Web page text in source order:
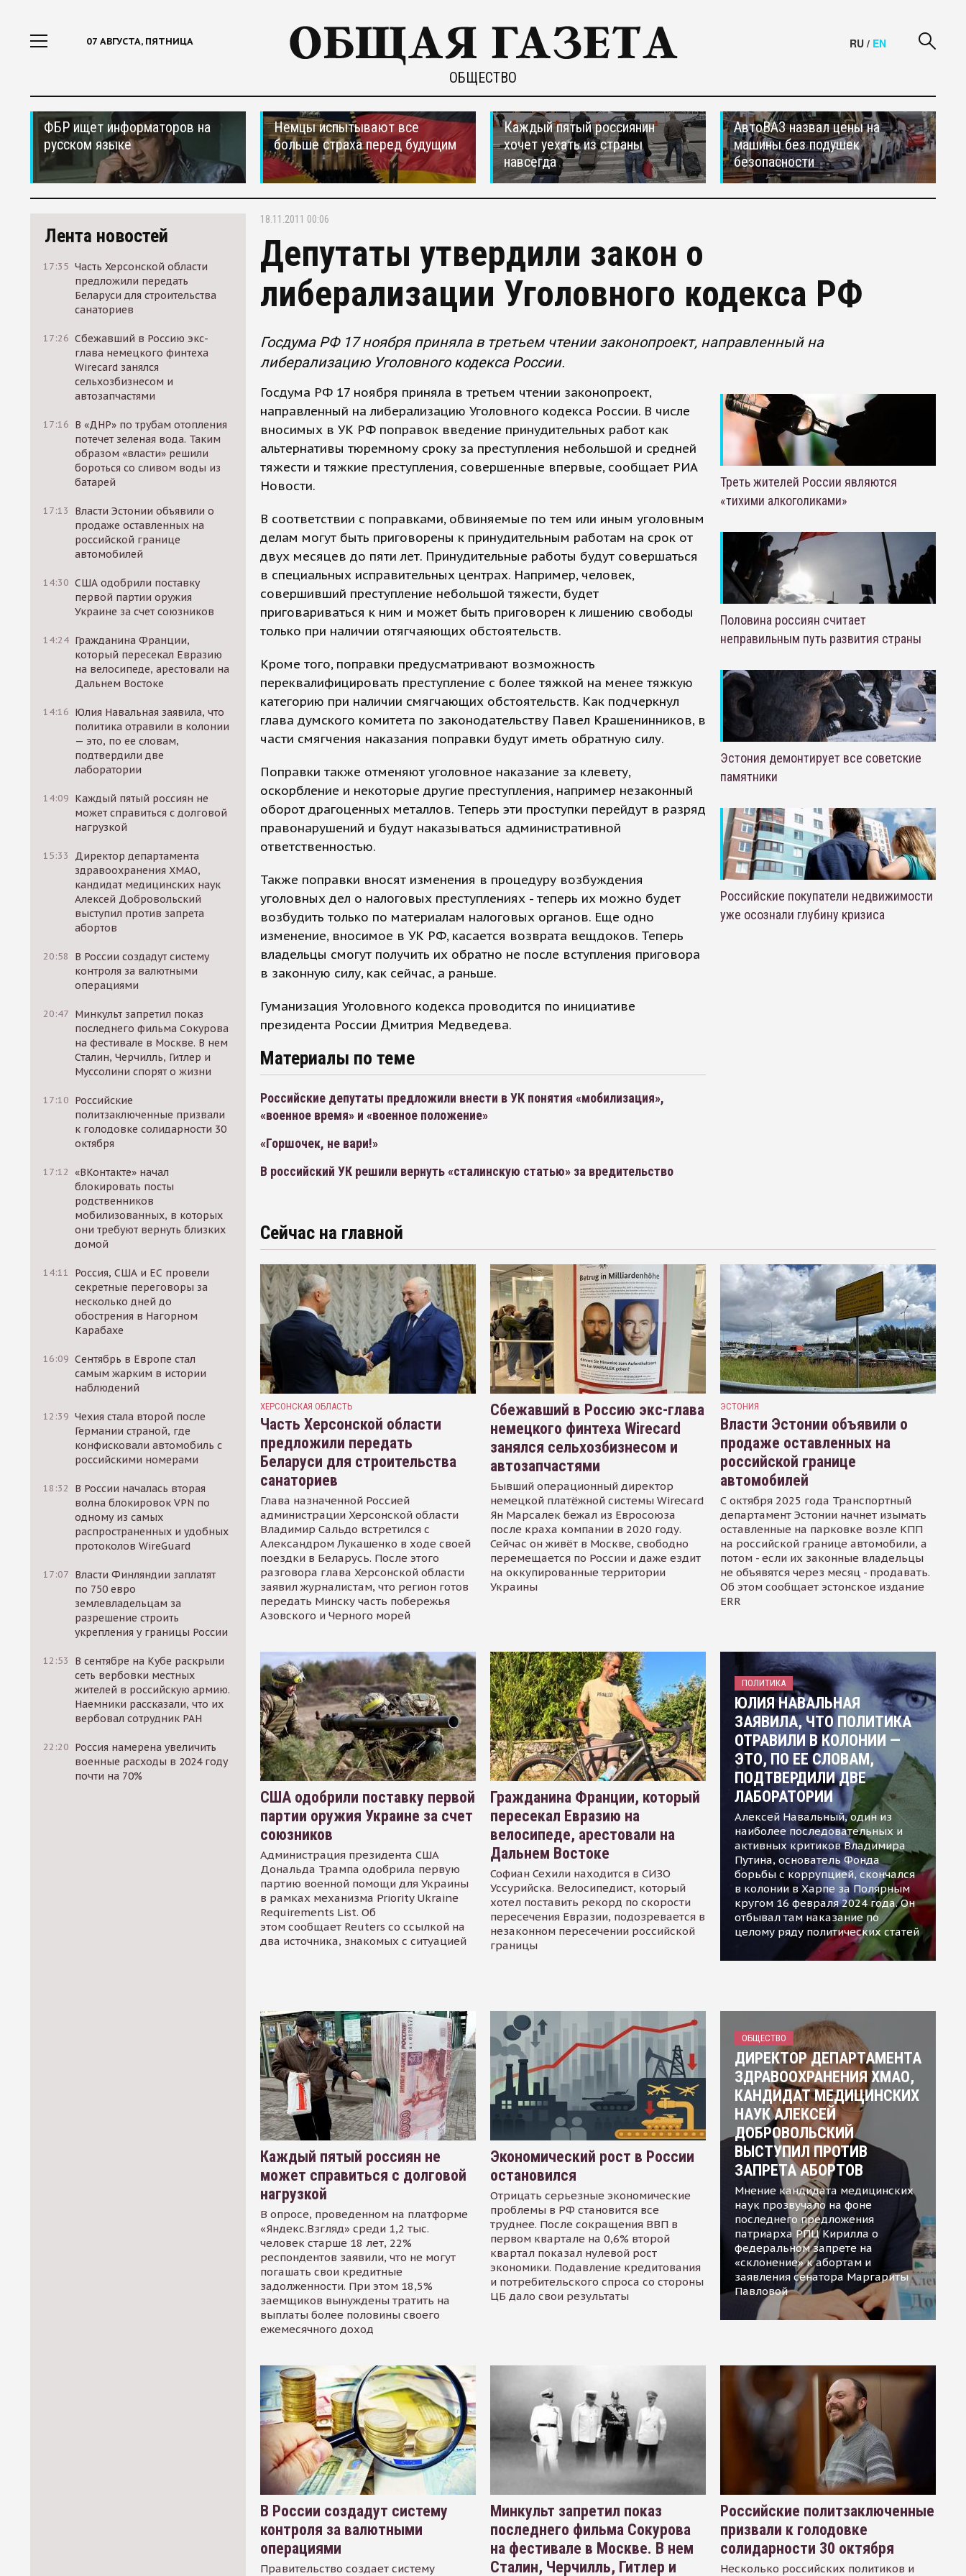
07 АВГУСТА, ПЯТНИЦА
ОБЩЕСТВО
RU / EN
ФБР ищет информаторов на
русском языке
Немцы испытывают все
больше страха перед будущим
Каждый пятый россиянин
хочет уехать из страны
навсегда
АвтоВАЗ назвал цены на
машины без подушек
безопасности
Лента новостей
17:35 Часть Херсонской области
предложили передать
Беларуси для строительства
санаториев
17:26 Сбежавший в Россию экс-
глава немецкого финтеха
Wirecard занялся
сельхозбизнесом и
автозапчастями
17:16 В «ДНР» по трубам отопления
потечет зеленая вода. Таким
образом «власти» решили
бороться со сливом воды из
батарей
17:13
Власти Эстонии объявили о
продаже оставленных на
российской границе
автомобилей
14:30 США одобрили поставку
первой партии оружия
Украине за счет союзников
14:24 Гражданина Франции,
который пересекал Евразию
на велосипеде, арестовали на
Дальнем Востоке
14:16 Юлия Навальная заявила, что
политика отравили в колонии
— это, по ее словам,
подтвердили две
лаборатории
14:09 Каждый пятый россиян не
может справиться с долговой
нагрузкой
15:33
Директор департамента
здравоохранения ХМАО,
кандидат медицинских наук
Алексей Добровольский
выступил против запрета
абортов
20:58
В России создадут систему
контроля за валютными
операциями
20:47 Минкульт запретил показ
последнего фильма Сокурова
на фестивале в Москве. В нем
Сталин, Черчилль, Гитлер и
Муссолини спорят о жизни
17:10 Российские
политзаключенные призвали
к голодовке солидарности 30
октября
17:12 «ВКонтакте» начал
блокировать посты
родственников
мобилизованных, в которых
они требуют вернуть близких
домой
14:11
Россия, США и ЕС провели
секретные переговоры за
несколько дней до
обострения в Нагорном
Карабахе
16:09 Сентябрь в Европе стал
самым жарким в истории
наблюдений
12:39 Чехия стала второй после
Германии страной, где
конфисковали автомобиль с
российскими номерами
18:32
В России началась вторая
волна блокировок VPN по
одному из самых
распространенных и удобных
протоколов WireGuard
17:07 Власти Финляндии заплатят
по 750 евро
землевладельцам за
разрешение строить
укрепления у границы России
12:53
В сентябре на Кубе раскрыли
сеть вербовки местных
жителей в российскую армию.
Наемники рассказали, что их
вербовал сотрудник РАН
22:20 Россия намерена увеличить
военные расходы в 2024 году
почти на 70%
18.11.2011 00:06
Депутаты утвердили закон о
либерализации Уголовного кодекса РФ
Госдума РФ 17 ноября приняла в третьем чтении законопроект, направленный на
либерализацию Уголовного кодекса России.
Госдума РФ 17 ноября приняла в третьем чтении законопроект,
направленный на либерализацию Уголовного кодекса России. В числе
вносимых в УК РФ поправок введение принудительных работ как
альтернативы тюремному сроку за преступления небольшой и средней
тяжести и тяжкие преступления, совершенные впервые, сообщает РИА
Новости.
В соответствии с поправками, обвиняемые по тем или иным уголовным
делам могут быть приговорены к принудительным работам на срок от
двух месяцев до пяти лет. Принудительные работы будут совершаться
в специальных исправительных центрах. Например, человек,
совершивший преступление небольшой тяжести, будет
приговариваться к ним и может быть приговорен к лишению свободы
только при наличии отягчаяющих обстоятельств.
Кроме того, поправки предусматривают возможность
переквалифицировать преступление с более тяжкой на менее тяжкую
категорию при наличии смягчающих обстоятельств. Как подчеркнул
глава думского комитета по законодательству Павел Крашенинников, в
части смягчения наказания поправки будут иметь обратную силу.
Поправки также отменяют уголовное наказание за клевету,
оскорбление и некоторые другие преступления, например незаконный
оборот драгоценных металлов. Теперь эти проступки перейдут в разряд
правонарушений и будут наказываться административной
ответственностью.
Также поправки вносят изменения в процедуру возбуждения
уголовных дел о налоговых преступлениях - теперь их можно будет
возбудить только по материалам налоговых органов. Еще одно
изменение, вносимое в УК РФ, касается возврата вещдоков. Теперь
владельцы смогут получить их обратно не после вступления приговора
в законную силу, как сейчас, а раньше.
Гуманизация Уголовного кодекса проводится по инициативе
президента России Дмитрия Медведева.
Материалы по теме
Российские депутаты предложили внести в УК понятия «мобилизация»,
«военное время» и «военное положение»
«Горшочек, не вари!»
В российский УК решили вернуть «сталинскую статью» за вредительство
Треть жителей России являются
«тихими алкоголиками»
Половина россиян считает
неправильным путь развития страны
Эстония демонтирует все советские
памятники
Российские покупатели недвижимости
уже осознали глубину кризиса
Сейчас на главной
ХЕРСОНСКАЯ ОБЛАСТЬ
Часть Херсонской области
предложили передать
Беларуси для строительства
санаториев
Глава назначенной Россией
администрации Херсонской области
Владимир Сальдо встретился с
Александром Лукашенко в ходе своей
поездки в Беларусь. После этого
разговора глава Херсонской области
заявил журналистам, что регион готов
передать Минску часть побережья
Азовского и Черного морей
Сбежавший в Россию экс-глава
немецкого финтеха Wirecard
занялся сельхозбизнесом и
автозапчастями
Бывший операционный директор
немецкой платёжной системы Wirecard
Ян Марсалек бежал из Евросоюза
после краха компании в 2020 году.
Сейчас он живёт в Москве, свободно
перемещается по России и даже ездит
на оккупированные территории
Украины
ЭСТОНИЯ
Власти Эстонии объявили о
продаже оставленных на
российской границе
автомобилей
С октября 2025 года Транспортный
департамент Эстонии начнет изымать
оставленные на парковке возле КПП
на российской границе автомобили, а
потом - если их законные владельцы
не объявятся через месяц - продавать.
Об этом сообщает эстонское издание
ERR
США одобрили поставку первой
партии оружия Украине за счет
союзников
Администрация президента США
Дональда Трампа одобрила первую
партию военной помощи для Украины
в рамках механизма Priority Ukraine
Requirements List. Об
этом сообщает Reuters со ссылкой на
два источника, знакомых с ситуацией
Гражданина Франции, который
пересекал Евразию на
велосипеде, арестовали на
Дальнем Востоке
Софиан Сехили находится в СИЗО
Уссурийска. Велосипедист, который
хотел поставить рекорд по скорости
пересечения Евразии, подозревается в
незаконном пересечении российской
границы
ПОЛИТИКА
ЮЛИЯ НАВАЛЬНАЯ
ЗАЯВИЛА, ЧТО ПОЛИТИКА
ОТРАВИЛИ В КОЛОНИИ —
ЭТО, ПО ЕЕ СЛОВАМ,
ПОДТВЕРДИЛИ ДВЕ
ЛАБОРАТОРИИ
Алексей Навальный, один из
наиболее последовательных и
активных критиков Владимира
Путина, основатель Фонда
борьбы с коррупцией, скончался
в колонии в Харпе за Полярным
кругом 16 февраля 2024 года. Он
отбывал там наказание по
целому ряду политических статей
Каждый пятый россиян не
может справиться с долговой
нагрузкой
В опросе, проведенном на платформе
«Яндекс.Взгляд» среди 1,2 тыс.
человек старше 18 лет, 22%
респондентов заявили, что не могут
погашать свои кредитные
задолженности. При этом 18,5%
заемщиков вынуждены тратить на
выплаты более половины своего
ежемесячного доход
Экономический рост в России
остановился
Отрицать серьезные экономические
проблемы в РФ становится все
труднее. После сокращения ВВП в
первом квартале на 0,6% второй
квартал показал нулевой рост
экономики. Подавление кредитования
и потребительского спроса со стороны
ЦБ дало свои результаты
ОБЩЕСТВО
ДИРЕКТОР ДЕПАРТАМЕНТА
ЗДРАВООХРАНЕНИЯ ХМАО,
КАНДИДАТ МЕДИЦИНСКИХ
НАУК АЛЕКСЕЙ
ДОБРОВОЛЬСКИЙ
ВЫСТУПИЛ ПРОТИВ
ЗАПРЕТА АБОРТОВ
Мнение кандидата медицинских
наук прозвучало на фоне
последнего предложения
патриарха РПЦ Кирилла о
федеральном запрете на
«склонение» к абортам и
заявления сенатора Маргариты
Павловой
В России создадут систему
контроля за валютными
операциями
Правительство создает систему
Минкульт запретил показ
последнего фильма Сокурова
на фестивале в Москве. В нем
Сталин, Черчилль, Гитлер и
Российские политзаключенные
призвали к голодовке
солидарности 30 октября
Несколько российских политиков и